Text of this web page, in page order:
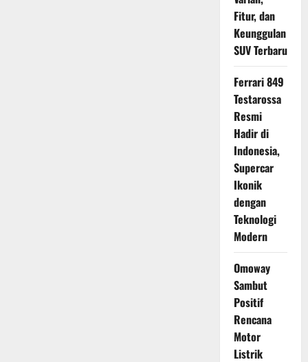
Fitur, dan
Keunggulan
SUV Terbaru
Ferrari 849
Testarossa
Resmi
Hadir di
Indonesia,
Supercar
Ikonik
dengan
Teknologi
Modern
Omoway
Sambut
Positif
Rencana
Motor
Listrik